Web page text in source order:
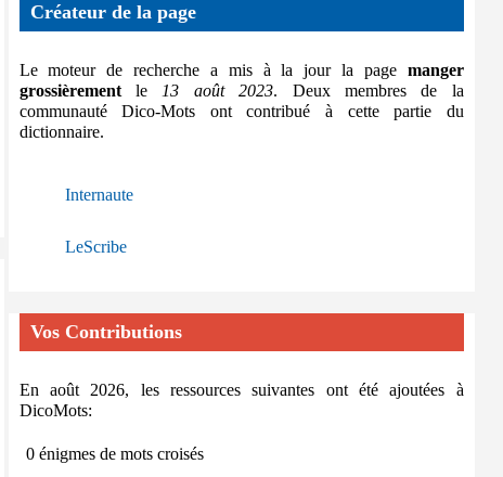
Créateur de la page
Le moteur de recherche a mis à la jour la page manger
grossièrementle 13 août 2023. Deux membres de la
communauté Dico-Mots ont contribué à cette partie du
dictionnaire.
Internaute
LeScribe
Vos Contributions
En août 2026, les ressources suivantes ont été ajoutées à
DicoMots:
0 énigmes de mots croisés